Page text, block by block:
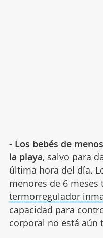
- Los bebés de
la playa, salvo para
última hora del día.
menores de 6 meses
termorregulador
capacidad para
corporal no está aún